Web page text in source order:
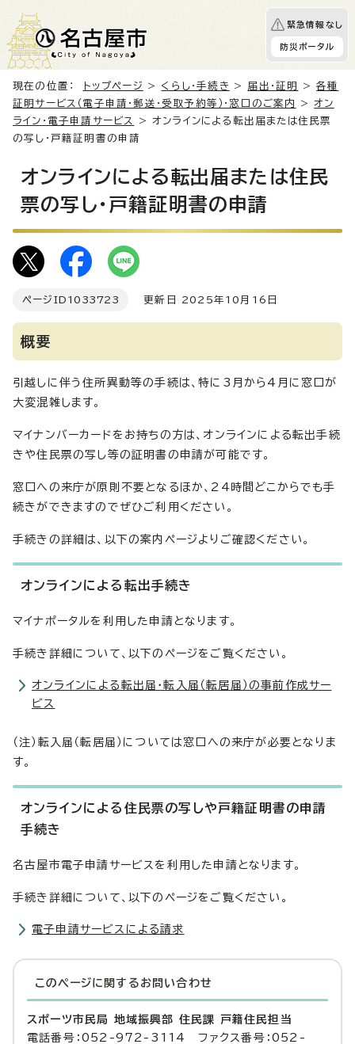
緊急情報なし
防災ポータル
現在の位置： トップページ > くらし・手続き > 届出・証明 >各種
証明サービス（電子申請・郵送・受取予約等）・窓口のご案内
>オン
ライン・電子申請サービス
> オンラインによる転出届または住民票
の写し・戸籍証明書の申請
オンラインによる転出届または住民
票の写し・戸籍証明書の申請
ページID 1033723 更新日 2025年10月16日
概要
引越しに伴う住所異動等の手続は、特に3月から4月に窓口が
大変混雑します。
マイナンバーカードをお持ちの方は、オンラインによる転出手続
きや住民票の写し等の証明書の申請が可能です。
窓口への来庁が原則不要となるほか、24時間どこからでも手
続きができますのでぜひご利用ください。
手続きの詳細は、以下の案内ページよりご確認ください。
オンラインによる転出手続き
マイナポータルを利用した申請となります。
手続き詳細について、以下のページをご覧ください。
オンラインによる転出届・転入届（転居届）の事前作成サー
ビス
（注）転入届（転居届）については窓口への来庁が必要となりま
す。
オンラインによる住民票の写しや戸籍証明書の申請
手続き
名古屋市電子申請サービスを利用した申請となります。
手続き詳細について、以下のページをご覧ください。
電子申請サービスによる請求
このページに関する お問い合わせ
スポーツ市民局 地域振興部 住民課 戸籍住民担当
電話番号：052-972-3114 ファクス番号：052-